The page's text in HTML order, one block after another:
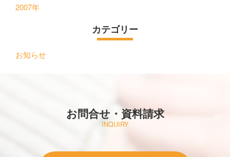
2007年
カテゴリー
お知らせ
お問合せ・資料請求
INQUIRY